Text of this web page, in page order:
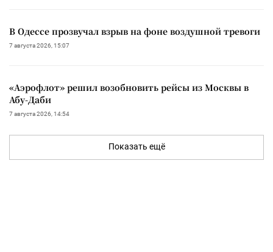
В Одессе прозвучал взрыв на фоне воздушной тревоги
7 августа 2026, 15:07
«Аэрофлот» решил возобновить рейсы из Москвы в
Абу-Даби
7 августа 2026, 14:54
Показать ещё